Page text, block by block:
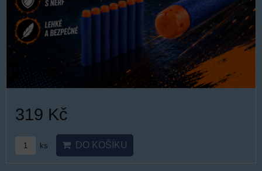
319 Kč
ks DO KOŠÍKU